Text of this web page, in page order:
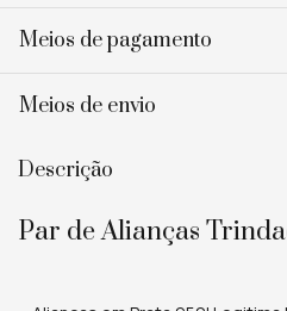
Meios de pagamento
Meios de envio
Descrição
Par de Alianças